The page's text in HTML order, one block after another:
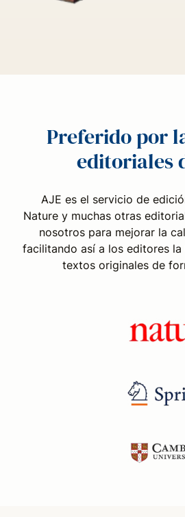
Preferido por
editoriales
AJE es el servicio de
Nature y muchas otras
nosotros para mejorar la
facilitando así a los editores
textos originales de